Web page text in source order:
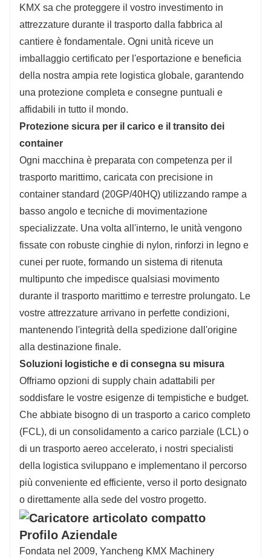
KMX sa che proteggere il vostro investimento in
attrezzature durante il trasporto dalla fabbrica al
cantiere è fondamentale. Ogni unità riceve un
imballaggio certificato per l'esportazione e beneficia
della nostra ampia rete logistica globale, garantendo
una protezione completa e consegne puntuali e
affidabili in tutto il mondo.
Protezione sicura per il carico e il transito dei
container
Ogni macchina è preparata con competenza per il
trasporto marittimo, caricata con precisione in
container standard (20GP/40HQ) utilizzando rampe a
basso angolo e tecniche di movimentazione
specializzate. Una volta all'interno, le unità vengono
fissate con robuste cinghie di nylon, rinforzi in legno e
cunei per ruote, formando un sistema di ritenuta
multipunto che impedisce qualsiasi movimento
durante il trasporto marittimo e terrestre prolungato. Le
vostre attrezzature arrivano in perfette condizioni,
mantenendo l'integrità della spedizione dall'origine
alla destinazione finale.
Soluzioni logistiche e di consegna su misura
Offriamo opzioni di supply chain adattabili per
soddisfare le vostre esigenze di tempistiche e budget.
Che abbiate bisogno di un trasporto a carico completo
(FCL), di un consolidamento a carico parziale (LCL) o
di un trasporto aereo accelerato, i nostri specialisti
della logistica sviluppano e implementano il percorso
più conveniente ed efficiente, verso il porto designato
o direttamente alla sede del vostro progetto.
Profilo Aziendale
Fondata nel 2009, Yancheng KMX Machinery